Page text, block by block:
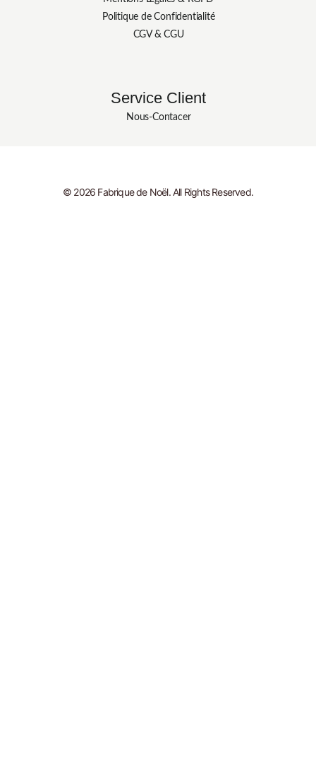
Politique de Confidentialité
CGV & CGU
Service Client
Nous-Contacer
© 2026 Fabrique de Noël. All Rights Reserved.